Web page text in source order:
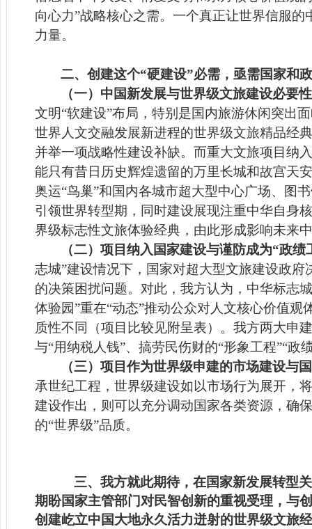
向心力”战略核心之需。一个真正让世界信服
力量。
二、创建这个“硬建设”必需，亟需国家和
（一）中国新发展与世界级文旅建设必要
文明“软建设”布局，特别是国内旅游休闲突出
世界人文交融发展新进程的世界级文旅精品经
并举一项战略性建设补缺。而重大文旅项目纳
能只有昔日历史辉煌遗留的万里长城和故宫天
奥运“鸟巢”和国内各城市超大型中心广场、图
引领世界转型期，同时建设展现注重中华自身
界级标志性文旅体验经典，由此形成影响未来
（二）项目纳入国家建设与谨防成为“政绩
志城”建设情况下，国家对超大型文旅建设政
的决策困扰问题。对此，我方认为，中华标志
体验园”重在“动态”推动公众对人文核心价值
质性不同（项目比较见附呈表）。我方两大申
与“用纳税人钱”、搞劳民伤财的“形象工程”“政
（三）项目作为世界级申建的市场建设与
承世纪工程，世界级建设如以市场行为展开，
建设作出，则可以充分调动国家各类资源，确
的“世界级”品质。
三、我方就此期待，在国家新发展转型
期盼国家主管部门对民智创新的重视受理，与
创建屹立中国大地永久活力迸射的世界级文旅